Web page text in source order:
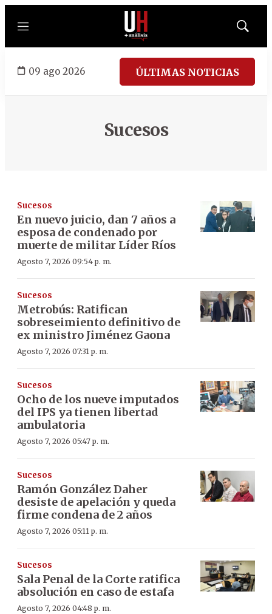
Menú
Mostrar
09 ago 2026 ÚLTIMAS NOTICIAS
Sucesos
Sucesos
En nuevo juicio, dan 7 años a
esposa de condenado por
muerte de militar Líder Ríos
Agosto 7, 2026 09:54 p. m.
Sucesos
Metrobús: Ratifican
sobreseimiento definitivo de
ex ministro Jiménez Gaona
Agosto 7, 2026 07:31 p. m.
Sucesos
Ocho de los nueve imputados
del IPS ya tienen libertad
ambulatoria
Agosto 7, 2026 05:47 p. m.
Sucesos
Ramón González Daher
desiste de apelación y queda
firme condena de 2 años
Agosto 7, 2026 05:11 p. m.
Sucesos
Sala Penal de la Corte ratifica
absolución en caso de estafa
Agosto 7, 2026 04:48 p. m.